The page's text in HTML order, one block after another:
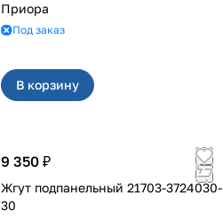
Приора
Под заказ
В корзину
9 350 ₽
Жгут подпанельный 21703-3724030-
30